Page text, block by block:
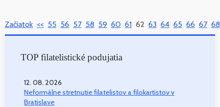
Začiatok << 55 56 57 58 59 60 61 62 63 64 65 66 67 68
TOP filatelistické podujatia
12. 08. 2026
Neformálne stretnutie filatelistov a filokartistov v
Bratislave